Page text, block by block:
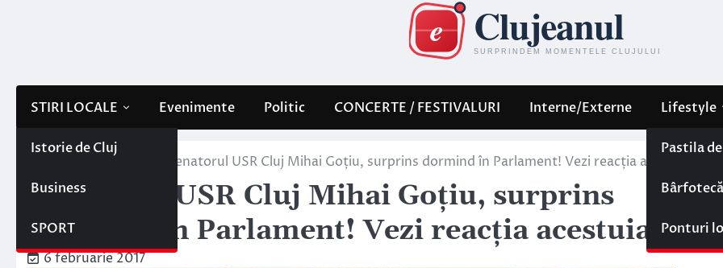
STIRI LOCALE
Istorie de Cluj
Business
SPORT
Evenimente Politic CONCERTE / FESTIVALURI Interne/Externe Lifestyle
Pastila
Bârfotecă
Ponturi
Stiri locale Senatorul USR Cluj Mihai Goțiu, surprins dormind în Parlament! Vezi reacția acestuia
Senatorul USR Cluj Mihai Goțiu, surprins
dormind în Parlament! Vezi reacția acestuia
6 februarie 2017